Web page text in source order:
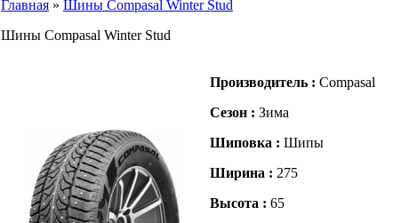
Главная » Шины Compasal Winter Stud
Шины Compasal Winter Stud
Производитель : Compasal
Сезон : Зима
Шиповка : Шипы
Ширина : 275
Высота : 65